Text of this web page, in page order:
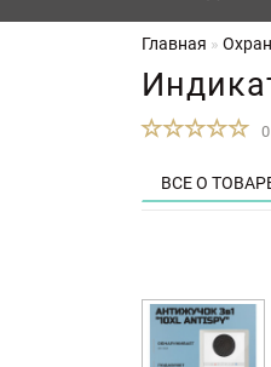
Главная
ВСЕ О